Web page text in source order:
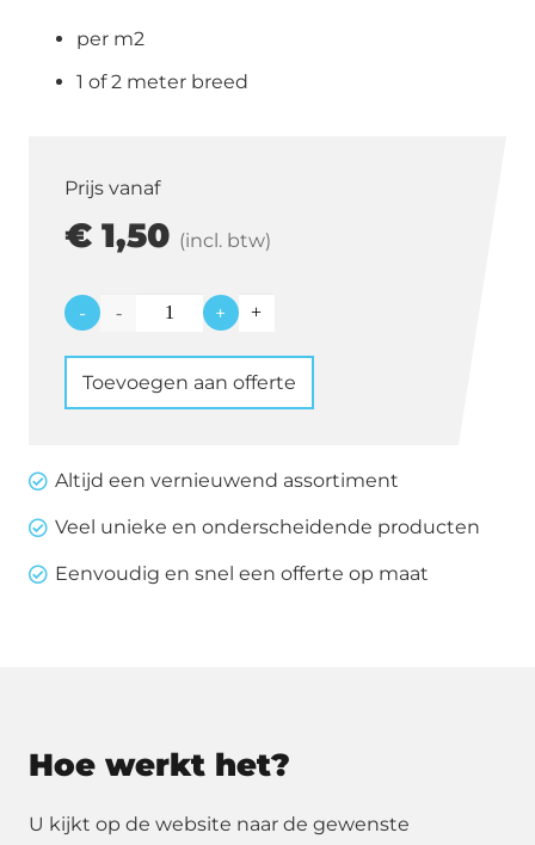
per m2
1 of 2 meter breed
Prijs vanaf
€ 1,50 (incl. btw)
-
Leggen
van
de
m2
aantal
+
Toevoegen aan offerte
Altijd een vernieuwend assortiment
Veel unieke en onderscheidende producten
Eenvoudig en snel een offerte op maat
Hoe werkt het?
U kijkt op de website naar de gewenste